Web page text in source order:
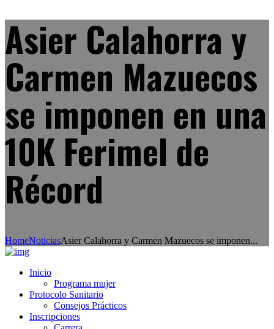
Asier Calahorra y
Carmen Mazuecos
se imponen en una
10K Ferimel de
Récord
HomeNoticiasAsier Calahorra y Carmen Mazuecos se imponen...
Inicio
Programa mujer
Protocolo Sanitario
Consejos Prácticos
Inscripciones